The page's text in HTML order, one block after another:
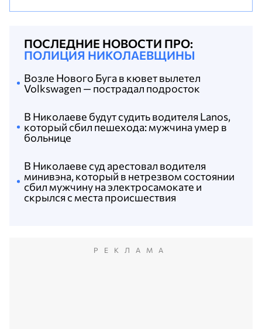
ПОСЛЕДНИЕ НОВОСТИ ПРО:
ПОЛИЦИЯ НИКОЛАЕВЩИНЫ
В Николаеве суд арестовал водителя
минивэна, который в нетрезвом состоянии
сбил мужчину на электросамокате и
скрылся с места происшествия
В Николаеве будут судить водителя Lanos,
который сбил пешехода: мужчина умер в
больнице
Возле Нового Буга в кювет вылетел
Volkswagen — пострадал подросток
РЕКЛАМА